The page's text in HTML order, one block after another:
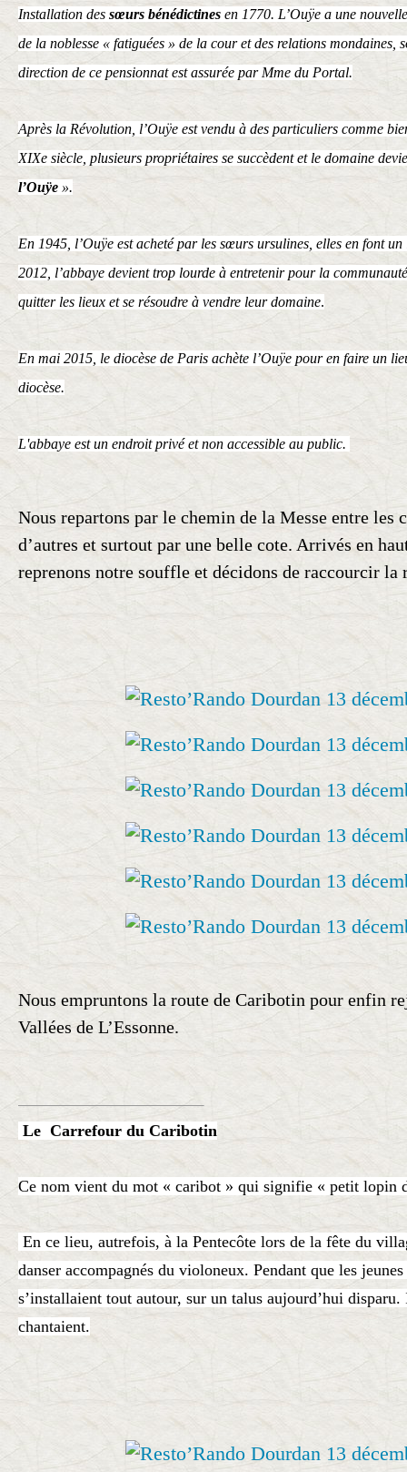
Installation des sœurs bénédictines en 1770. L’Ouÿe a une
de la noblesse « fatiguées » de la cour et des relations mondaines,
direction de ce pensionnat est assurée par Mme du Portal.
Après la Révolution, l’Ouÿe est vendu à des particuliers comme
XIXe siècle, plusieurs propriétaires se succèdent et le domaine
l’Ouÿe ».
En 1945, l’Ouÿe est acheté par les sœurs ursulines , elles en font
2012, l’abbaye devient trop lourde à entretenir pour la
quitter les lieux et se résoudre à vendre leur domaine.
En mai 2015, le diocèse de Paris achète l’Ouÿe pour en faire un
diocèse.
L'abbaye est un endroit privé et non accessible au public.
Nous repartons par le chemin de la Messe entre les
d’autres et surtout par une belle cote. Arrivés en
reprenons notre souffle et décidons de raccourcir la
Nous empruntons la route de Caribotin pour enfin
Vallées de L’Essonne.
Le Carrefour du Caribotin
Ce nom vient du mot « caribot » qui signifie « petit lopin
En ce lieu, autrefois, à la Pentecôte lors de la fête du
danser accompagnés du violoneux. Pendant que les
s’installaient tout autour, sur un talus aujourd’hui
chantaient.